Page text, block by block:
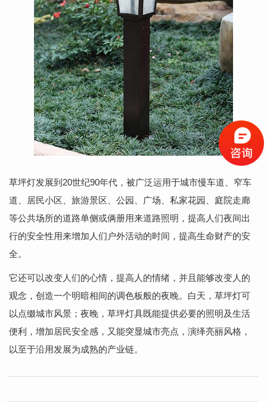
草坪灯发展到20世纪90年代，被广泛运用于城市慢车道、窄车
道、居民小区、旅游景区、公园、广场、私家花园、庭院走廊
等公共场所的道路单侧或俩册用来道路照明，提高人们夜间出
行的安全性用来增加人们户外活动的时间，提高生命财产的安
全。
它还可以改变人们的心情，提高人的情绪，并且能够改变人的
观念，创造一个明暗相间的调色板般的夜晚。白天，草坪灯可
以点缀城市风景；夜晚，草坪灯具既能提供必要的照明及生活
便利，增加居民安全感，又能突显城市亮点，演绎亮丽风格，
以至于沿用发展为成熟的产业链。